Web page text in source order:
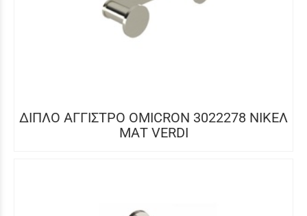
ΔΙΠΛΟ ΑΓΓΙΣΤΡΟ OMICRON 3022278 ΝΙΚΕΛ
ΜΑΤ VERDI